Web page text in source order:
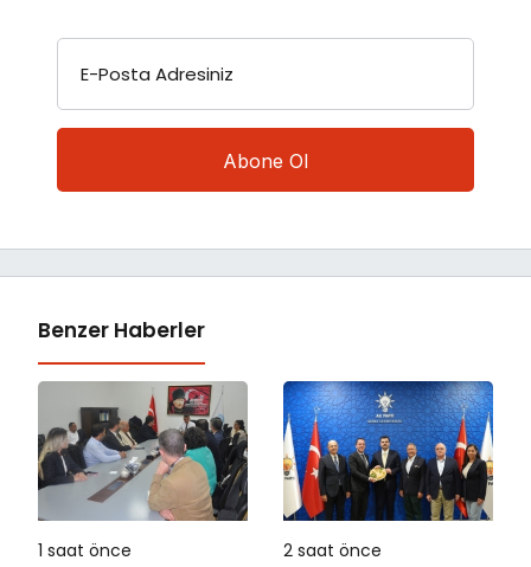
E-Posta Adresiniz
Benzer Haberler
1 saat önce 2 saat önce